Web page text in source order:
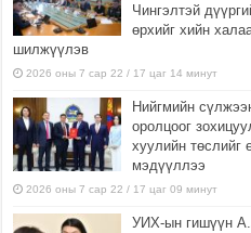
Чингэлтэй
өрхийг хийн
шилжүүлэв
2026 оны 7 сар 22 / 17 цаг 14 минут
Нийгмийн
оролцоог
хуулийн төслийг
мэдүүллээ
2026 оны 7 сар 22 / 17 цаг 09 минут
УИХ-ын гишүүн